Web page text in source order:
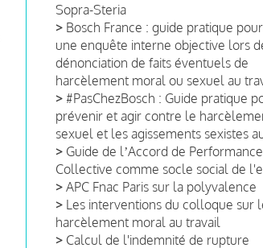
Sopra-Steria
> Bosch France : guide pratique
une enquête interne objective lors
dénonciation de faits éventuels de
harcèlement moral ou sexuel au
> #PasChezBosch : Guide pratique
prévenir et agir contre le
sexuel et les agissements sexistes
> Guide de lʼAccord de Performance
Collective comme socle social de
> APC Fnac Paris sur la polyvalence
> Les interventions du colloque sur
harcèlement moral au travail
> Calcul de l'indemnité de rupture